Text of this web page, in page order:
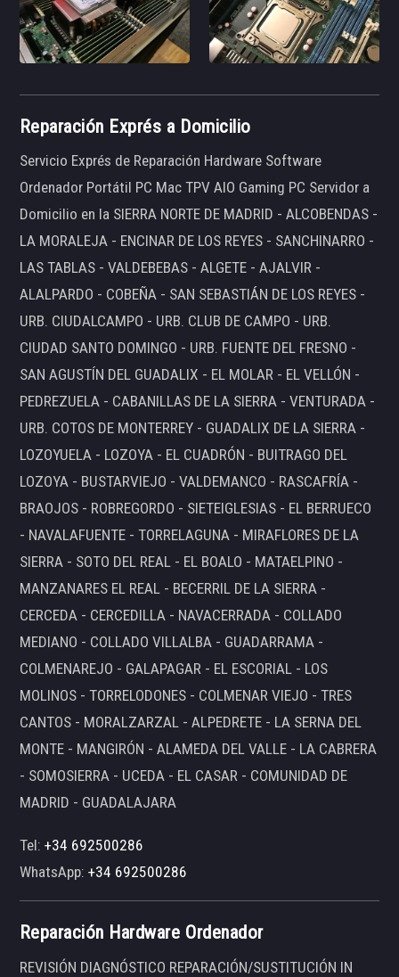
Reparación Exprés a Domicilio
Servicio Exprés de Reparación Hardware Software
Ordenador Portátil PC Mac TPV AIO Gaming PC Servidor a
Domicilio en la SIERRA NORTE DE MADRID - ALCOBENDAS -
LA MORALEJA - ENCINAR DE LOS REYES - SANCHINARRO -
LAS TABLAS - VALDEBEBAS - ALGETE - AJALVIR -
ALALPARDO - COBEÑA - SAN SEBASTIÁN DE LOS REYES -
URB. CIUDALCAMPO - URB. CLUB DE CAMPO - URB.
CIUDAD SANTO DOMINGO - URB. FUENTE DEL FRESNO -
SAN AGUSTÍN DEL GUADALIX - EL MOLAR - EL VELLÓN -
PEDREZUELA - CABANILLAS DE LA SIERRA - VENTURADA -
URB. COTOS DE MONTERREY - GUADALIX DE LA SIERRA -
LOZOYUELA - LOZOYA - EL CUADRÓN - BUITRAGO DEL
LOZOYA - BUSTARVIEJO - VALDEMANCO - RASCAFRÍA -
BRAOJOS - ROBREGORDO - SIETEIGLESIAS - EL BERRUECO
- NAVALAFUENTE - TORRELAGUNA - MIRAFLORES DE LA
SIERRA - SOTO DEL REAL - EL BOALO - MATAELPINO -
MANZANARES EL REAL - BECERRIL DE LA SIERRA -
CERCEDA - CERCEDILLA - NAVACERRADA - COLLADO
MEDIANO - COLLADO VILLALBA - GUADARRAMA -
COLMENAREJO - GALAPAGAR - EL ESCORIAL - LOS
MOLINOS - TORRELODONES - COLMENAR VIEJO - TRES
CANTOS - MORALZARZAL - ALPEDRETE - LA SERNA DEL
MONTE - MANGIRÓN - ALAMEDA DEL VALLE - LA CABRERA
- SOMOSIERRA - UCEDA - EL CASAR - COMUNIDAD DE
MADRID - GUADALAJARA
Tel:+34 692500286
WhatsApp:+34 692500286
Reparación Hardware Ordenador
REVISIÓN DIAGNÓSTICO REPARACIÓN/SUSTITUCIÓN IN